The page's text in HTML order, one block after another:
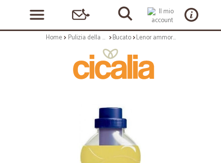
Home Pulizia della casa Bucato Lenor ammorbidente concentrato brezza d'estate - ml.750